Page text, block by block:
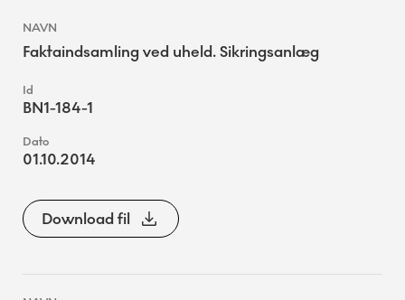
Faktaindsamling ved uheld. Sikringsanlæg
BN1-184-1
01.10.2014
Download fil